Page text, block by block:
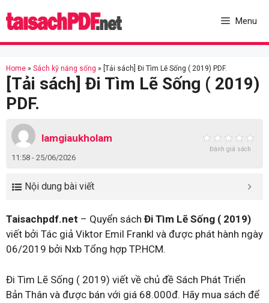
to
Menu
Home » Sách kỹ năng sống » [Tải sách] Đi Tìm Lẽ Sống ( 2019) PDF.
[Tải sách] Đi Tìm Lẽ Sống ( 2019)
PDF.
lamgiaukholam
11:58 - 25/06/2026
Đánh giá sách
Nội dung bài viết
Taisachpdf.net – Quyển sách Đi Tìm Lẽ Sống ( 2019)
viết bởi Tác giả Viktor Emil Frankl và được phát hành ngày
06/2019 bởi Nxb Tổng hợp TP.HCM.
Đi Tìm Lẽ Sống ( 2019) viết về chủ đề Sách Phát Triển
Bản Thân và được bán với giá 68.000đ. Hãy mua sách để